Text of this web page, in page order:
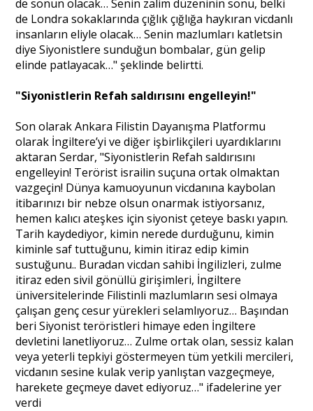
de sonun olacak… Senin zalim düzeninin sonu, belki
de Londra sokaklarında çığlık çığlığa haykıran vicdanlı
insanların eliyle olacak… Senin mazlumları katletsin
diye Siyonistlere sunduğun bombalar, gün gelip
elinde patlayacak…" şeklinde belirtti.
"Siyonistlerin Refah saldırısını engelleyin!"
Son olarak Ankara Filistin Dayanışma Platformu
olarak İngiltere’yi ve diğer işbirlikçileri uyardıklarını
aktaran Serdar, "Siyonistlerin Refah saldırısını
engelleyin! Terörist israilin suçuna ortak olmaktan
vazgeçin! Dünya kamuoyunun vicdanına kaybolan
itibarınızı bir nebze olsun onarmak istiyorsanız,
hemen kalıcı ateşkes için siyonist çeteye baskı yapın.
Tarih kaydediyor, kimin nerede durduğunu, kimin
kiminle saf tuttuğunu, kimin itiraz edip kimin
sustuğunu.. Buradan vicdan sahibi İngilizleri, zulme
itiraz eden sivil gönüllü girişimleri, İngiltere
üniversitelerinde Filistinli mazlumların sesi olmaya
çalışan genç cesur yürekleri selamlıyoruz… Başından
beri Siyonist teröristleri himaye eden İngiltere
devletini lanetliyoruz… Zulme ortak olan, sessiz kalan
veya yeterli tepkiyi göstermeyen tüm yetkili mercileri,
vicdanın sesine kulak verip yanlıştan vazgeçmeye,
harekete geçmeye davet ediyoruz…" ifadelerine yer
verdi